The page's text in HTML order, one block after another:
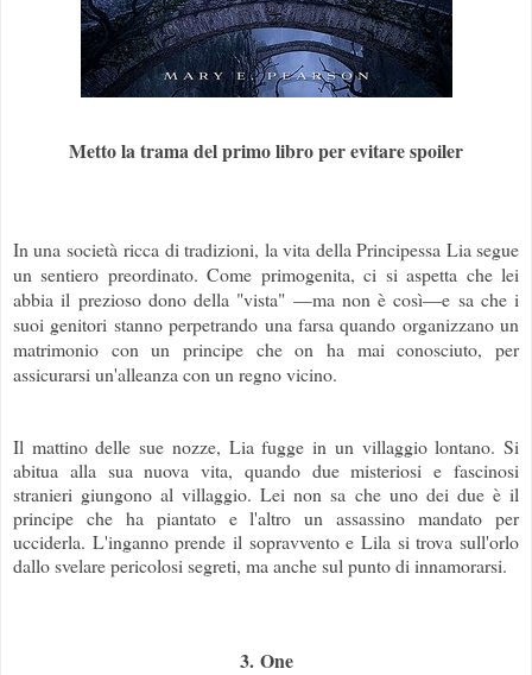
Metto la trama del primo libro per evitare spoiler
In una società ricca di tradizioni, la vita della Principessa Lia segue
un sentiero preordinato. Come primogenita, ci si aspetta che lei
abbia il prezioso dono della "vista" —ma non è così—e sa che i
suoi genitori stanno perpetrando una farsa quando organizzano un
matrimonio con un principe che on ha mai conosciuto, per
assicurarsi un'alleanza con un regno vicino.
Il mattino delle sue nozze, Lia fugge in un villaggio lontano. Si
abitua alla sua nuova vita, quando due misteriosi e fascinosi
stranieri giungono al villaggio. Lei non sa che uno dei due è il
principe che ha piantato e l'altro un assassino mandato per
ucciderla. L'inganno prende il sopravvento e Lila si trova sull'orlo
dallo svelare pericolosi segreti, ma anche sul punto di innamorarsi.
3. One